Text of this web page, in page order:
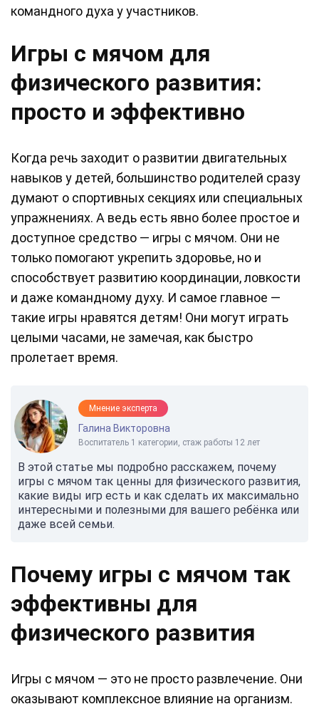
командного духа у участников.
Игры с мячом для
физического развития:
просто и эффективно
Когда речь заходит о развитии двигательных
навыков у детей, большинство родителей сразу
думают о спортивных секциях или специальных
упражнениях. А ведь есть явно более простое и
доступное средство — игры с мячом. Они не
только помогают укрепить здоровье, но и
способствует развитию координации, ловкости
и даже командному духу. И самое главное —
такие игры нравятся детям! Они могут играть
целыми часами, не замечая, как быстро
пролетает время.
Мнение эксперта
Галина Викторовна
Воспитатель 1 категории, стаж работы 12 лет
В этой статье мы подробно расскажем, почему
игры с мячом так ценны для физического развития,
какие виды игр есть и как сделать их максимально
интересными и полезными для вашего ребёнка или
даже всей семьи.
Почему игры с мячом так
эффективны для
физического развития
Игры с мячом — это не просто развлечение. Они
оказывают комплексное влияние на организм.